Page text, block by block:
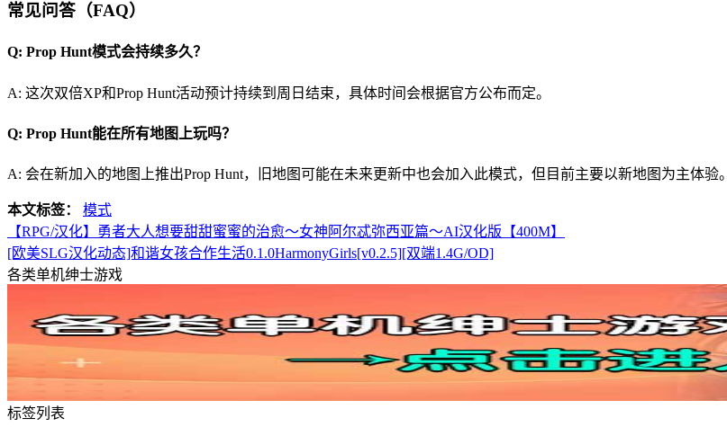
常见问答（FAQ）
Q: Prop Hunt模式会持续多久？
A: 这次双倍XP和Prop Hunt活动预计持续到周日结束，具体时间会根据官方公布而定。
Q: Prop Hunt能在所有地图上玩吗？
A: 会在新加入的地图上推出Prop Hunt，旧地图可能在未来更新中也会加入此模式，但目前主要以新地图为主体验。
本文标签：
模式
【RPG/汉化】勇者大人想要甜甜蜜蜜的治愈～女神阿尔忒弥西亚篇～AI汉化版【400M】
[欧美SLG汉化动态]和谐女孩合作生活0.1.0HarmonyGirls[v0.2.5][双端1.4G/OD]
各类单机绅士游戏
标签列表